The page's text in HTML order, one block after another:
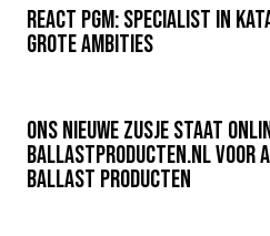
REACT PGM: specialist in
grote ambities
Ons nieuwe zusje staat
ballastproducten.nl voor
ballast producten